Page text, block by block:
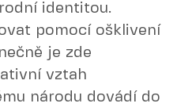
identitou.
pomocí ošklivení
je zde
vztah
národu dovádí do